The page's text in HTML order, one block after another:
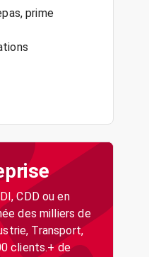
prime
CDD ou en
des milliers de
Transport,
clients.+ de